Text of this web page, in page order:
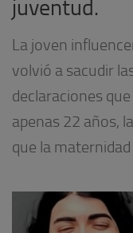
juventud.
La joven
volvió a sacudir
declaraciones
apenas 22 años,
que la